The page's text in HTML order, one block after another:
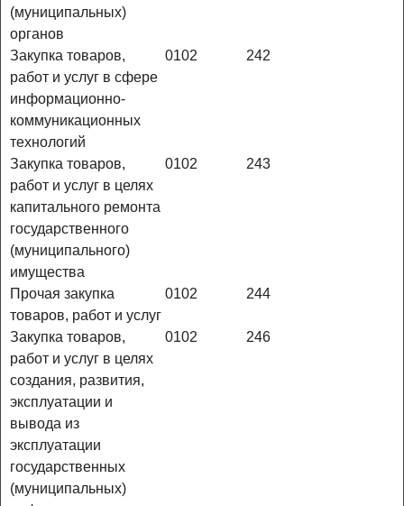
(муниципальных)
органов
Закупка товаров,
работ и услуг в сфере
информационно-
коммуникационных
технологий
0102 242
Закупка товаров,
работ и услуг в целях
капитального ремонта
государственного
(муниципального)
имущества
0102 243
Прочая закупка
товаров, работ и услуг
0102 244
Закупка товаров,
работ и услуг в целях
создания, развития,
эксплуатации и
вывода из
эксплуатации
государственных
(муниципальных)
0102 246